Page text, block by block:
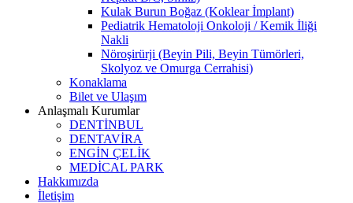
Kulak Burun Boğaz (Koklear İmplant)
Pediatrik Hematoloji Onkoloji / Kemik İliği
Nakli
Nöroşirürji (Beyin Pili, Beyin Tümörleri,
Skolyoz ve Omurga Cerrahisi)
Konaklama
Bilet ve Ulaşım
Anlaşmalı Kurumlar
DENTİNBUL
DENTAVİRA
ENGİN ÇELİK
MEDİCAL PARK
Hakkımızda
İletişim